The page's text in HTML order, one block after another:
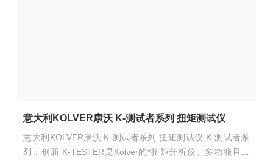
意大利KOLVER康沃 K-测试者系列 扭矩测试仪
意大利KOLVER康沃 K-测试者系列 扭矩测试仪 K-测试者系
列：创新 K-TESTER是Kolver的*扭矩分析仪。多功能且精